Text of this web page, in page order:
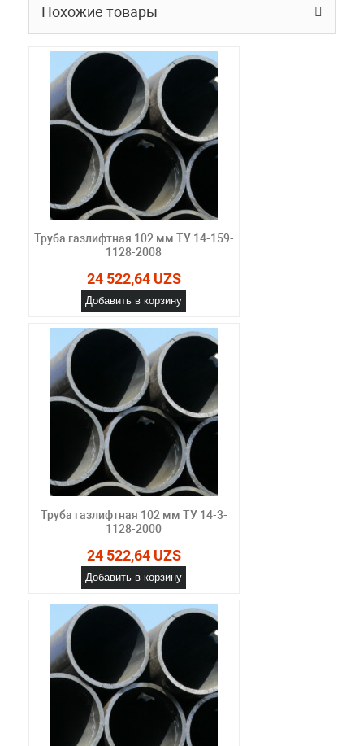
Похожие товары
Труба газлифтная 102 мм ТУ 14-159-
1128-2008
24 522,64 UZS
Добавить в корзину
Труба газлифтная 102 мм ТУ 14-3-
1128-2000
24 522,64 UZS
Добавить в корзину